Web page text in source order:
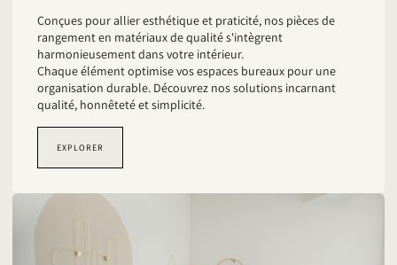
Conçues pour allier esthétique et praticité, nos pièces de
rangement en matériaux de qualité s'intègrent
harmonieusement dans votre intérieur.
Chaque élément optimise vos espaces bureaux pour une
organisation durable. Découvrez nos solutions incarnant
qualité, honnêteté et simplicité.
EXPLORER